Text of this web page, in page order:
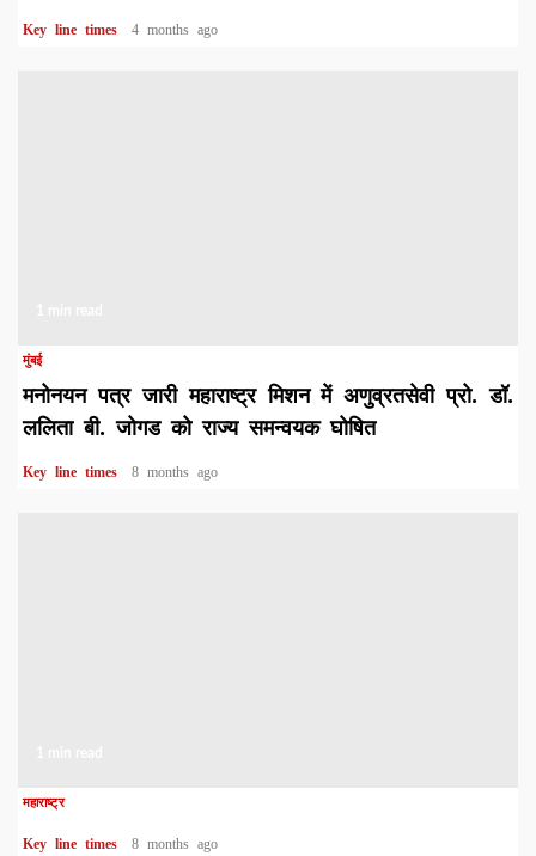
Key line times 4 months ago
मुंबई
मनोनयन पत्र जारी महाराष्ट्र मिशन में अणुव्रतसेवी प्रो. डॉ.
ललिता बी. जोगड को राज्य समन्वयक घोषित
Key line times 8 months ago
महाराष्ट्र
Key line times 8 months ago